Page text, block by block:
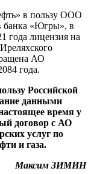
в пользу ООО
банка «Югры», в
года лицензия на
АО
года.
Российской
данными
время у
договор с АО
услуг по
и газа.
Максим ЗИМИН